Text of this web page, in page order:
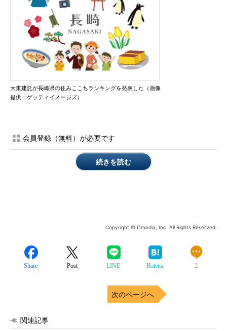
大東建託が長崎県の住みここちランキングを発表した（画像
提供：ゲッティイメージズ）
会員登録（無料）が必要です
続きを読む
Copyright © ITmedia, Inc. All Rights Reserved.
Share Post LINE Hatena 2
次のページへ
関連記事